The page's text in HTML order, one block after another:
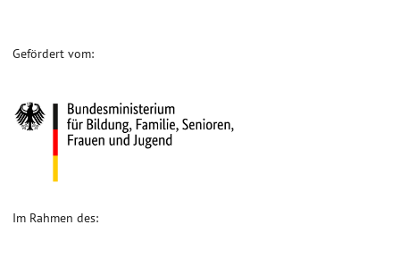
Gefördert vom:
Im Rahmen des: